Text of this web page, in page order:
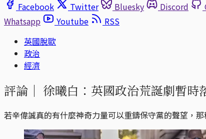
Facebook
Twitter Bluesky Discord
Whatsapp
Youtube
RSS
英國脫歐
政治
經濟
評論｜ 徐曦白：英國政治荒誕劇暫
若辛偉誠真的有什麼神奇力量可以重鑄保守黨的聲望，